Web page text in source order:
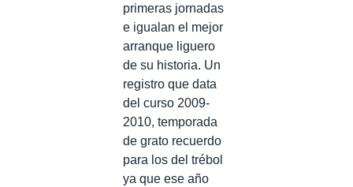
primeras jornadas
e igualan el mejor
arranque liguero
de su historia. Un
registro que data
del curso 2009-
2010, temporada
de grato recuerdo
para los del trébol
ya que ese año